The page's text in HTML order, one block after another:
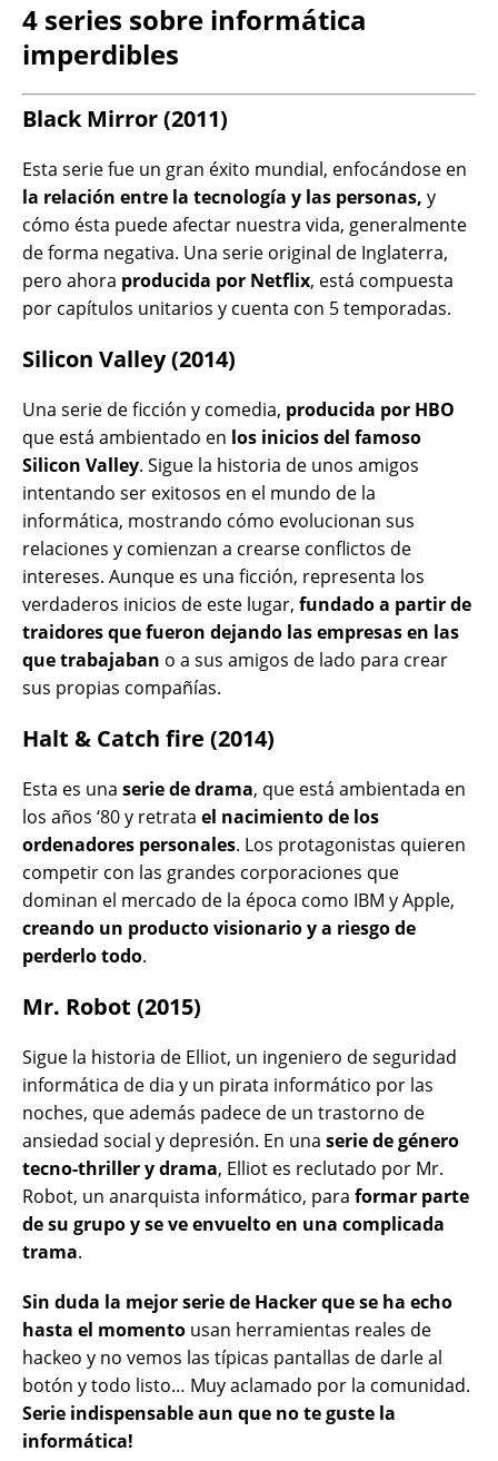
4 series sobre informática
imperdibles
Black Mirror (2011)
Esta serie fue un gran éxito mundial, enfocándose en
la relación entre la tecnología y las personas, y
cómo ésta puede afectar nuestra vida, generalmente
de forma negativa. Una serie original de Inglaterra,
pero ahora producida por Netflix, está compuesta
por capítulos unitarios y cuenta con 5 temporadas.
Silicon Valley (2014)
Una serie de ficción y comedia, producida por HBO
que está ambientado en los inicios del famoso
Silicon Valley. Sigue la historia de unos amigos
intentando ser exitosos en el mundo de la
informática, mostrando cómo evolucionan sus
relaciones y comienzan a crearse conflictos de
intereses. Aunque es una ficción, representa los
verdaderos inicios de este lugar, fundado a partir de
traidores que fueron dejando las empresas en las
que trabajaban o a sus amigos de lado para crear
sus propias compañías.
Halt & Catch fire (2014)
Esta es una serie de drama, que está ambientada en
los años ‘80 y retrata el nacimiento de los
ordenadores personales. Los protagonistas quieren
competir con las grandes corporaciones que
dominan el mercado de la época como IBM y Apple,
creando un producto visionario y a riesgo de
perderlo todo.
Mr. Robot (2015)
Sigue la historia de Elliot, un ingeniero de seguridad
informática de dia y un pirata informático por las
noches, que además padece de un trastorno de
ansiedad social y depresión. En una serie de género
tecno-thriller y drama, Elliot es reclutado por Mr.
Robot, un anarquista informático, para formar parte
de su grupo y se ve envuelto en una complicada
trama.
Sin duda la mejor serie de Hacker que se ha echo
hasta el momento usan herramientas reales de
hackeo y no vemos las típicas pantallas de darle al
botón y todo listo… Muy aclamado por la comunidad.
Serie indispensable aun que no te guste la
informática!